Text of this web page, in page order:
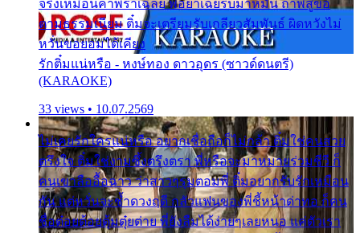
จริงเหมือนคำพร่ำเฉลย พี่อย่าเฉยรีบมาหมั้น ถ้าพี่สู่ขอ
ตามธรรมเนียม ติ๋มจะเตรียมรับเกลียวสัมพันธ์ ผิดหวังไม่
หวั่นขอยอมได้เคียง
รักติ๋มแน่หรือ - หงษ์ทอง ดาวอุดร (ซาวด์ดนตรี)
(KARAOKE)
33 views • 10.07.2569
ไม่เคยรักใครแน่หรือ อยากเชื่อถือก็ไม่กล้า ติ๋มใช่คนสวย
ตรึงใจ ติ๋มใช่งามซึ้งตรึงตรา พี่หรือจะมาหมายร่วมชีวี ก็
คนเขาลืออื้อฉาว ว่าสาวๆรุมตอมพี่ ติ๋มอยากรับรักเหมือน
กัน แต่หวั่นจะช้ำดวงฤดี กลัวแฟนของพี่ชี้หน้าด่าทอ ก็คน
ชื่อต๋อยต้อยตุ้มตุ๋ยต่าย พี่ยังลืมได้ง่ายๆเลยหนอ แค่ตัวเรา